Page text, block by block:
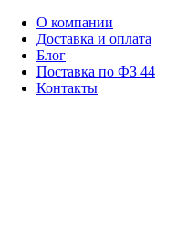
О компании
Доставка и оплата
Блог
Поставка по ФЗ 44
Контакты